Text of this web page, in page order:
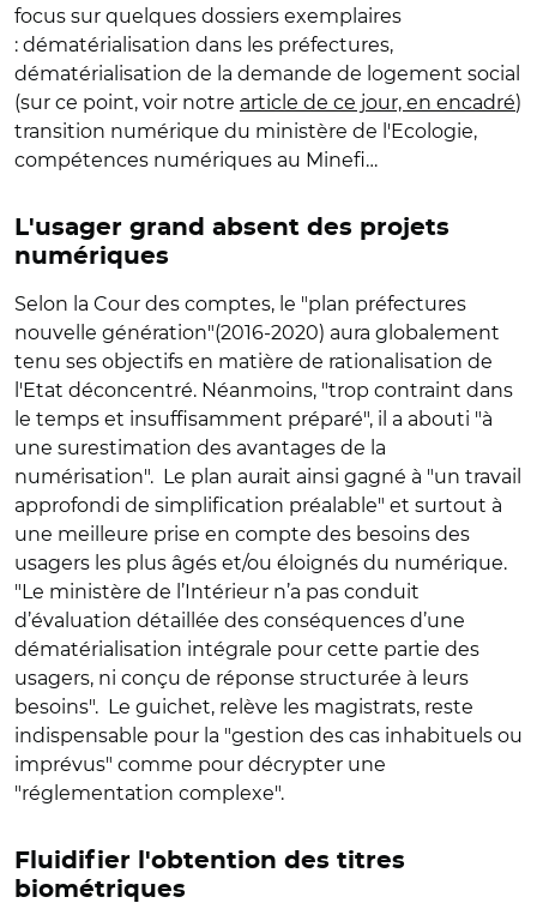
focus sur quelques dossiers exemplaires
: dématérialisation dans les préfectures,
dématérialisation de la demande de logement social
(sur ce point, voir notre article de ce jour, en encadré)
transition numérique du ministère de l'Ecologie,
compétences numériques au Minefi…
L'usager grand absent des projets
numériques
Selon la Cour des comptes, le "plan préfectures
nouvelle génération"(2016-2020) aura globalement
tenu ses objectifs en matière de rationalisation de
l'Etat déconcentré. Néanmoins, "trop contraint dans
le temps et insuffisamment préparé", il a abouti "à
une surestimation des avantages de la
numérisation". Le plan aurait ainsi gagné à "un travail
approfondi de simplification préalable" et surtout à
une meilleure prise en compte des besoins des
usagers les plus âgés et/ou éloignés du numérique.
"Le ministère de l’Intérieur n’a pas conduit
d’évaluation détaillée des conséquences d’une
dématérialisation intégrale pour cette partie des
usagers, ni conçu de réponse structurée à leurs
besoins". Le guichet, relève les magistrats, reste
indispensable pour la "gestion des cas inhabituels ou
imprévus" comme pour décrypter une
"réglementation complexe".
Fluidifier l'obtention des titres
biométriques